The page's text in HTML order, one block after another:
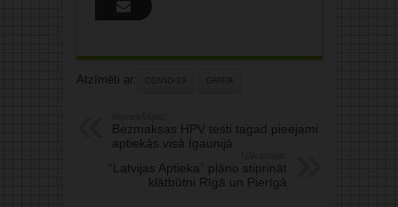
Atzīmēti ar: COVID-19 GRIPA
Bezmaksas HPV testi tagad pieejami
aptiekās visā Igaunijā
“Latvijas Aptieka” plāno stiprināt
klātbūtni Rīgā un Pierīgā